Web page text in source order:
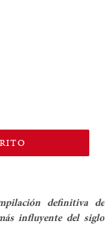
definitiva de
influyente del siglo